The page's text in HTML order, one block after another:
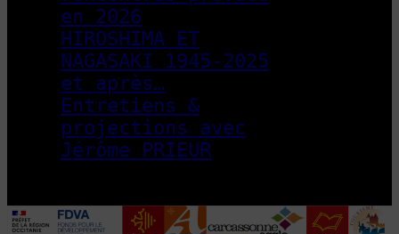
en 2026
HIROSHIMA ET
NAGASAKI 1945-2025
et après…
Entretiens &
projections avec
Jérôme PRIEUR